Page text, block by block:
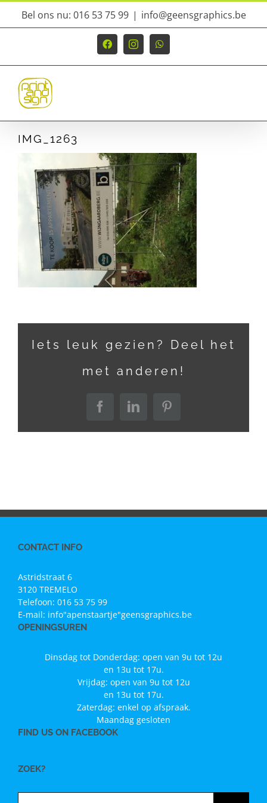
Ga
inhoud
Bel ons nu: 016 53 75 99 | info@geensgraphics.be
FacebookInstagramWhatsApp
IMG_1263
Iets leuk gezien? Deel het
met anderen!
FacebookLinkedInPinterest
CONTACT INFO
Astridstraat 6
3120 TREMELO
Telefoon: 016 53 75 99
E-mail: info"apenstaartje"geensgraphics.be
OPENINGSUREN
Dinsdag tot Donderdag: open van 9u tot 12u
en 13u tot 17u.
Vrijdag: open van 9u tot 12u
en 13u tot 17u.
Zaterdag: enkel op afspraak.
Maandag gesloten
FIND US ON FACEBOOK
ZOEK?